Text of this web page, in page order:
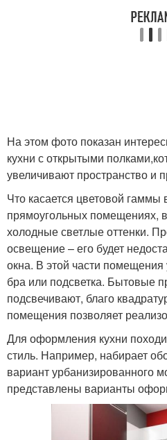
На этом фото показан
кухни с открытыми
увеличивают пространство и
Что касается цветовой
прямоугольных помещениях,
холодные светлые оттенки.
освещение – его будет
окна. В этой части
бра или подсветка. Бытовые
подсвечивают, благо
помещения позволяет
Для оформления кухни
стиль. Например, набирает
вариант урбанизированного
представлены варианты